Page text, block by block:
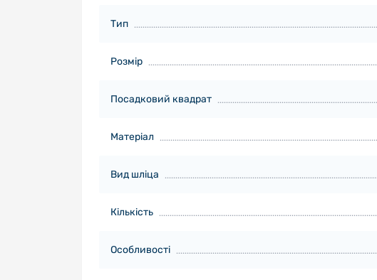
Тип
Розмір
Посадковий квадрат
Матеріал
Вид шліца
Кількість
Особливості